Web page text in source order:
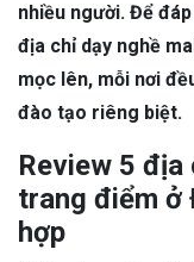
nhiều người. Để
địa chỉ dạy nghề
mọc lên, mỗi nơi
đào tạo riêng biệt.
Review 5 địa
trang điểm ở
hợp